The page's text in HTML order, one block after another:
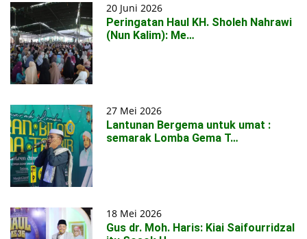
20 Juni 2026
Peringatan Haul KH. Sholeh Nahrawi
(Nun Kalim): Me…
27 Mei 2026
Lantunan Bergema untuk umat :
semarak Lomba Gema T…
18 Mei 2026
Gus dr. Moh. Haris: Kiai Saifourridzal